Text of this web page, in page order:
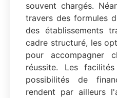
souvent chargés.
travers des formules
des établissements
cadre structuré, les
pour accompagner
réussite. Les
possibilités de
rendent par ailleurs